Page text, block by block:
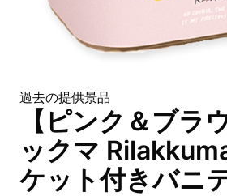
過去の提供景品
【ピンク＆ブラ
ックマ
ケット付きバニ